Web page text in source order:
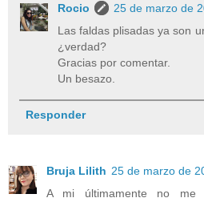
Rocio
25 de marzo de
Las faldas plisadas ya son
¿verdad?
Gracias por comentar.
Un besazo.
Responder
Bruja Lilith 25 de marzo de
A mi últimamente no me